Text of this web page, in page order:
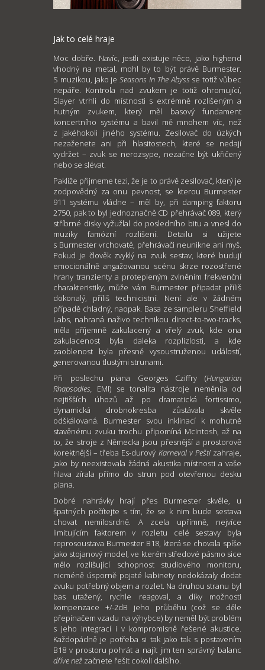
Jak to celé hraje
Moc dobře. Navíc, jestli existuje něco, jako highend
vhodný na metal, mohl by to být právě Burmester.
S muzikou, jako jeSeasons In The Abyss se totiž vůbec
nepáře. Kontrola nad zvukem je totiž ohromující,
Slayer vtrhli do místnosti s extrémně rozlišeným a
hutným zvukem, který měl basový fundament
koncertního systému a bavil mě mnohem víc, než
z jakéhokoli jiného systému. Zesilovač do úzkých
nezaženete ani při hlasitostech, které se nedají
vydržet – zvuk se nerozsype, nezačne být ukřičený
nebo se slévat.
Pakliže přijmeme tezi, že je to právě zesilovač, který je
zodpovědný za onu pevnost, se kterou Burmester
911 systému vládne – měl by, při damping faktoru
2750, pak to byl jednoznačně CD přehrávač 089, který
stříbrné disky vyžužlal do posledního bitu a vnesl do
muziky famózní rozlišení. Detailu si užijete
s Burmester vrchovatě, přehrávači neunikne ani myš.
Pokud je člověk zvyklý na zvuk sestav, které budují
emocionálně angažovanou scénu skrze rozostřené
hrany tranzienty a protepleným zvlněním frekvenční
charakteristiky, může vám Burmester připadat příliš
dokonalý, příliš technicistní. Není ale v žádném
případě chladný, naopak. Basa ze sampleru Sheffield
Labs, nahraná naživo technikou direct-to-two-tracks,
měla příjemně zakulacený a vřelý zvuk, kde ona
zakulacenost byla daleka rozplizlosti, a kde
zaoblenost byla přesně vysoustruženou událostí,
generovanou tlustými strunami.
Při poslechu piana Georges Cziffry (Hungarian
Rhapsodies, EMI) se tonalita nástroje neměnila od
nejtišších úhozů až po dramatická fortissimo,
dynamická drobnokresba zůstávala skvěle
odškálovaná. Burmester svou inklinací k mohutně
stavěnému zvuku trochu připomíná McIntosh, až na
to, že stroje z Německa jsou přesnější a prostorově
korektnější – třeba Es-durový Karneval v Peštizahraje,
jako by neexistovala žádná akustika místnosti a vaše
hlava zírala přímo do strun pod otevřenou desku
piana.
Dobré nahrávky hrají přes Burmester skvěle, u
špatných počítejte s tím, že se k nim bude sestava
chovat nemilosrdně. A zcela upřímně, nejvíce
limitujícím faktorem v rozletu celé sestavy byla
reprosoustava Burmester B18, která se chovala spíše
jako stojanový model, ve kterém středové pásmo sice
mělo rozlišující schopnost studiového monitoru,
nicméně úsporně pojaté kabinety nedokázaly dodat
zvuku potřebný objem a rozlet. Na druhou stranu byl
bas utažený, rychle reagoval, a díky možnosti
kompenzace +/-2dB jeho průběhu (což se děle
přepínačem vzadu na výhybce) by neměl být problém
s jeho integrací i v kompromisně řešené akustice.
Každopádně je potřeba si tak jako tak s postavením
B18 v prostoru pohrát a najít jim ten správný balanc
dříve než začnete řešit cokoli dalšího.